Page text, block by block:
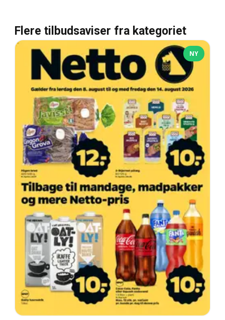
Flere tilbudsaviser fra kategoriet
NY